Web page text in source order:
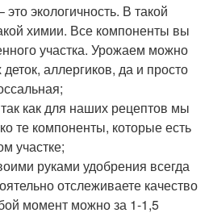
экологичность. В такой
химии. Все компоненты вы
участка. Урожаем можно
аллергиков, да и просто
как для наших рецептов мы
те компоненты, которые есть
участке;
руками удобрения всегда
отслеживаете качество
момент можно за 1-1,5